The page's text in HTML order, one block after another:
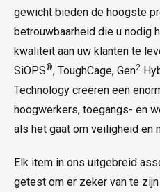
gewicht bieden de hoogste
betrouwbaarheid die u nodig
kwaliteit aan uw klanten te
SiOPS®, ToughCage, Gen2
Technology creëren een
hoogwerkers, toegangs- en
als het gaat om veiligheid en
Elk item in ons uitgebreid
getest om er zeker van te